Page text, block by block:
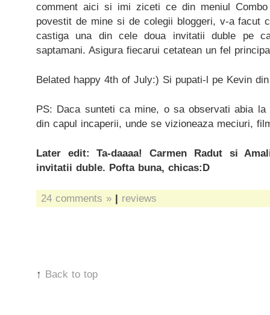
comment aici si imi ziceti ce din meniul
povestit de mine si de colegii bloggeri, v-a facut
castiga una din cele doua invitatii duble pe
saptamani. Asigura fiecarui cetatean un fel
Belated happy 4th of July:) Si pupati-l pe Kevin
PS: Daca sunteti ca mine, o sa observati abia la
din capul incaperii, unde se vizioneaza meciuri,
Later edit: Ta-daaaa! Carmen Radut si
invitatii duble. Pofta buna, chicas:D
24 comments » | reviews
↑ Back to top